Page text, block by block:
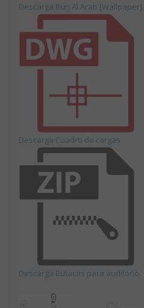
Descarga Burj Al Arab [Wallpaper].
Descarga Cuadro de cargas
Descarga Butacas para auditorio.